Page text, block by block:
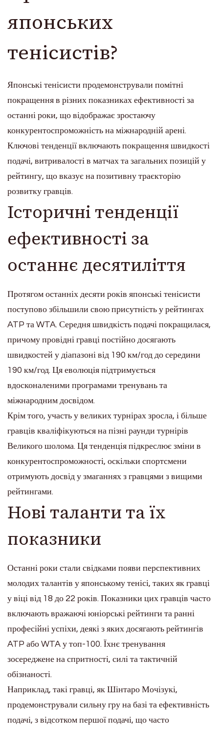
японських
тенісистів?
Японські тенісисти продемонстрували помітні
покращення в різних показниках ефективності за
останні роки, що відображає зростаючу
конкурентоспроможність на міжнародній арені.
Ключові тенденції включають покращення швидкості
подачі, витривалості в матчах та загальних позицій у
рейтингу, що вказує на позитивну траєкторію
розвитку гравців.
Історичні тенденції
ефективності за
останнє десятиліття
Протягом останніх десяти років японські тенісисти
поступово збільшили свою присутність у рейтингах
ATP та WTA. Середня швидкість подачі покращилася,
причому провідні гравці постійно досягають
швидкостей у діапазоні від 190 км/год до середини
190 км/год. Ця еволюція підтримується
вдосконаленими програмами тренувань та
міжнародним досвідом.
Крім того, участь у великих турнірах зросла, і більше
гравців кваліфікуються на пізні раунди турнірів
Великого шолома. Ця тенденція підкреслює зміни в
конкурентоспроможності, оскільки спортсмени
отримують досвід у змаганнях з гравцями з вищими
рейтингами.
Нові таланти та їх
показники
Останні роки стали свідками появи перспективних
молодих талантів у японському тенісі, таких як гравці
у віці від 18 до 22 років. Показники цих гравців часто
включають вражаючі юніорські рейтинги та ранні
професійні успіхи, деякі з яких досягають рейтингів
ATP або WTA у топ-100. Їхнє тренування
зосереджене на спритності, силі та тактичній
обізнаності.
Наприклад, такі гравці, як Шінтаро Мочізукі,
продемонстрували сильну гру на базі та ефективність
подачі, з відсотком першої подачі, що часто